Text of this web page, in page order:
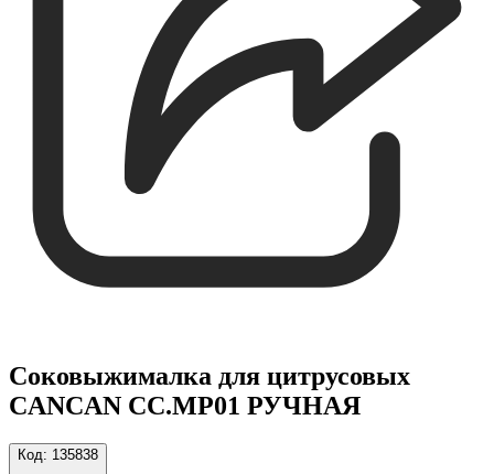
Соковыжималка для цитрусовых
CANCAN CC.MP01 РУЧНАЯ
Код: 135838